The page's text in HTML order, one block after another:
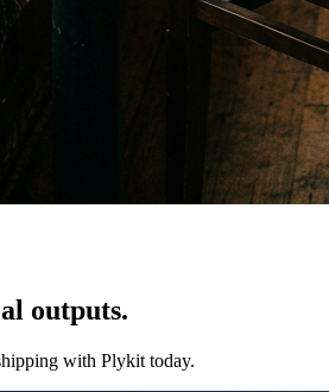
outputs.
with Plykit today.